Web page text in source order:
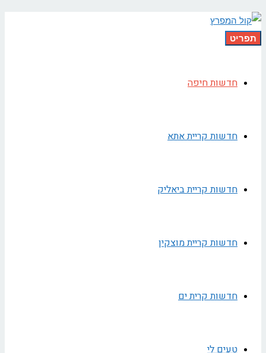
תפריט
חדשות חיפה
חדשות קריית אתא
חדשות קריית ביאליק
חדשות קריית מוצקין
חדשות קרית ים
טעים לי